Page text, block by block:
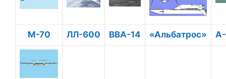
М-70 ЛЛ-600 ВВА-14 «Альбатрос»